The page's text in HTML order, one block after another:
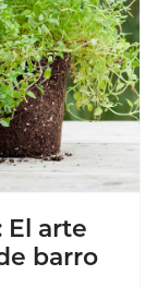
El arte
barro